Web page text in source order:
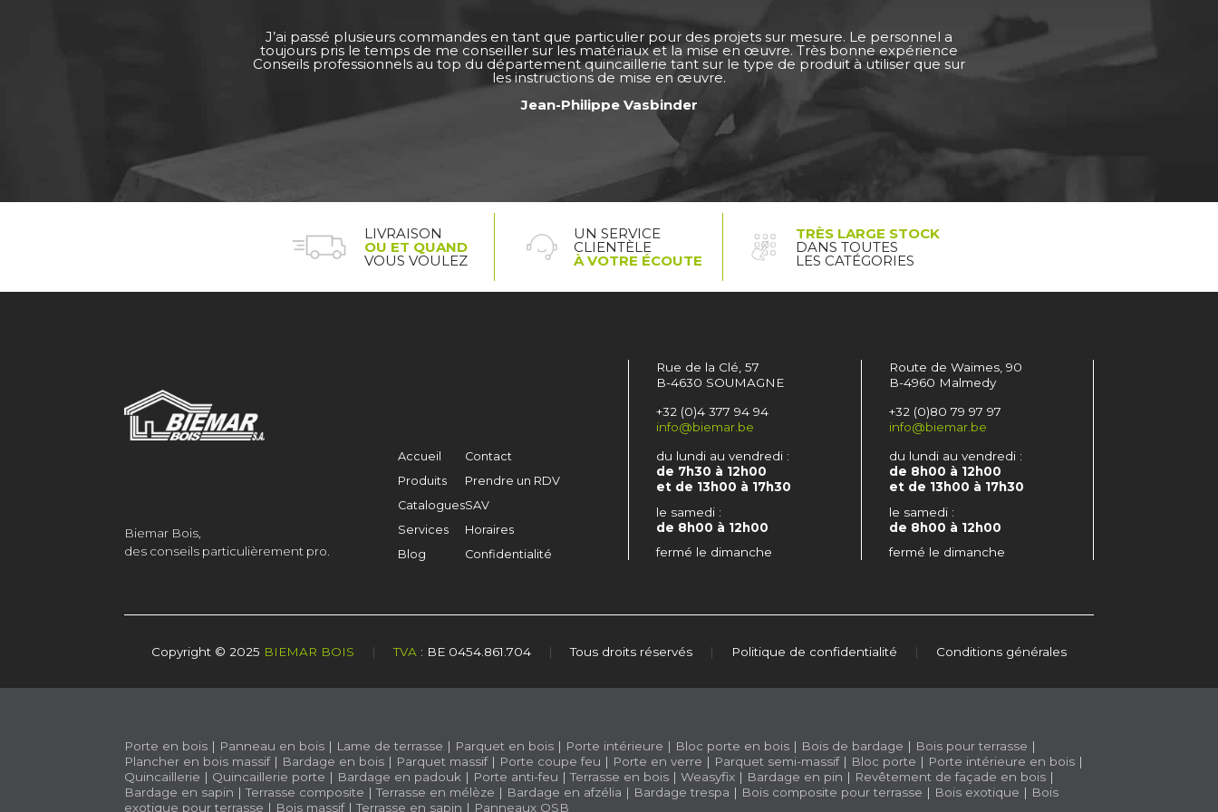
J’ai passé plusieurs commandes en tant que particulier pour des projets sur mesure. Le personnel a
toujours pris le temps de me conseiller sur les matériaux et la mise en œuvre. Très bonne expérience
Conseils professionnels au top du département quincaillerie tant sur le type de produit à utiliser que sur
les instructions de mise en œuvre.
Jean-Philippe Vasbinder
LIVRAISON
OU ET QUAND
VOUS VOULEZ
UN SERVICE
CLIENTÈLE
À VOTRE ÉCOUTE
TRÈS LARGE STOCK
DANS TOUTES
LES CATÉGORIES
Biemar Bois,
des conseils particulièrement pro.
Accueil
Produits
Catalogues
Services
Blog
Contact
Prendre un RDV
SAV
Horaires
Confidentialité
Rue de la Clé, 57
B-4630 SOUMAGNE
+32 (0)4 377 94 94
info@biemar.be
du lundi au vendredi :
de 7h30 à 12h00
et de 13h00 à 17h30
le samedi :
de 8h00 à 12h00
fermé le dimanche
Route de Waimes, 90
B-4960 Malmedy
+32 (0)80 79 97 97
info@biemar.be
du lundi au vendredi :
de 8h00 à 12h00
et de 13h00 à 17h30
le samedi :
de 8h00 à 12h00
fermé le dimanche
Copyright © 2025 BIEMAR BOIS | TVA : BE 0454.861.704 | Tous droits réservés | Politique de confidentialité | Conditions générales
Porte en bois | Panneau en bois | Lame de terrasse | Parquet en bois | Porte intérieure | Bloc porte en bois | Bois de bardage | Bois pour terrasse |
Plancher en bois massif| Bardage en bois | Parquet massif| Porte coupe feu | Porte en verre | Parquet semi-massif| Bloc porte | Porte intérieure en bois |
Quincaillerie | Quincaillerie porte | Bardage en padouk | Porte anti-feu |Terrasse en bois | Weasyfix | Bardage en pin | Revêtement de façade en bois |
Bardage en sapin |Terrasse composite |Terrasse en mélèze | Bardage en afzélia | Bardage trespa | Bois composite pour terrasse | Bois exotique | Bois
exotique pour terrasse | Bois massif|Terrasse en sapin | Panneaux OSB